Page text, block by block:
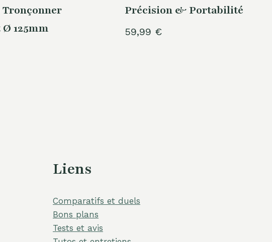
Tronçonner
125mm
Précision & Portabilité
59,99 €
Liens
Comparatifs et duels
Bons plans
Tests et avis